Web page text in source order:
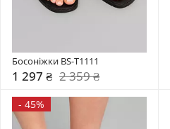
Босоніжки BS-T1111
1 297 ₴ 2 359 ₴
- 45%